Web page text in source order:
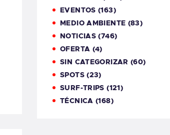
EVENTOS (163)
MEDIO AMBIENTE (83)
NOTICIAS (746)
OFERTA (4)
SIN CATEGORIZAR (60)
SPOTS(23)
SURF-TRIPS (121)
TÉCNICA (168)